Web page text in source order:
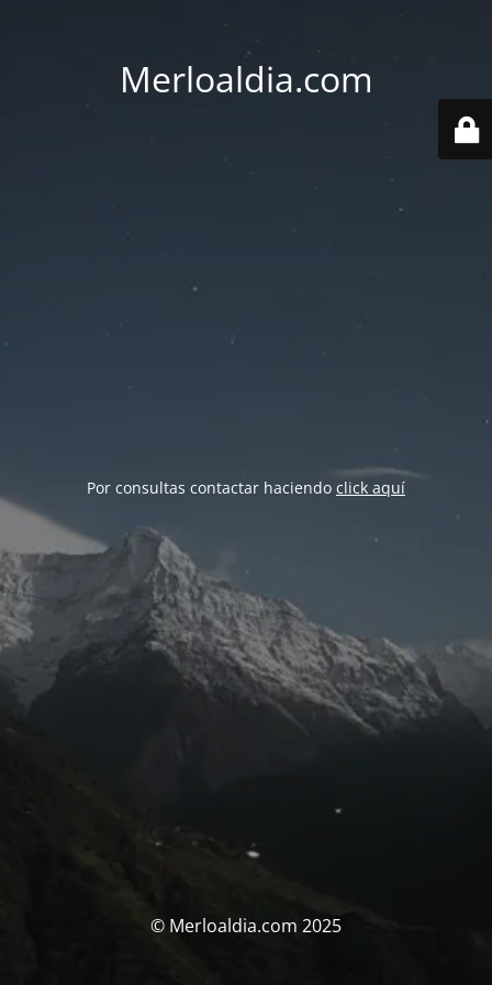
Merloaldia.com
Por consultas contactar haciendo click aquí
© Merloaldia.com 2025